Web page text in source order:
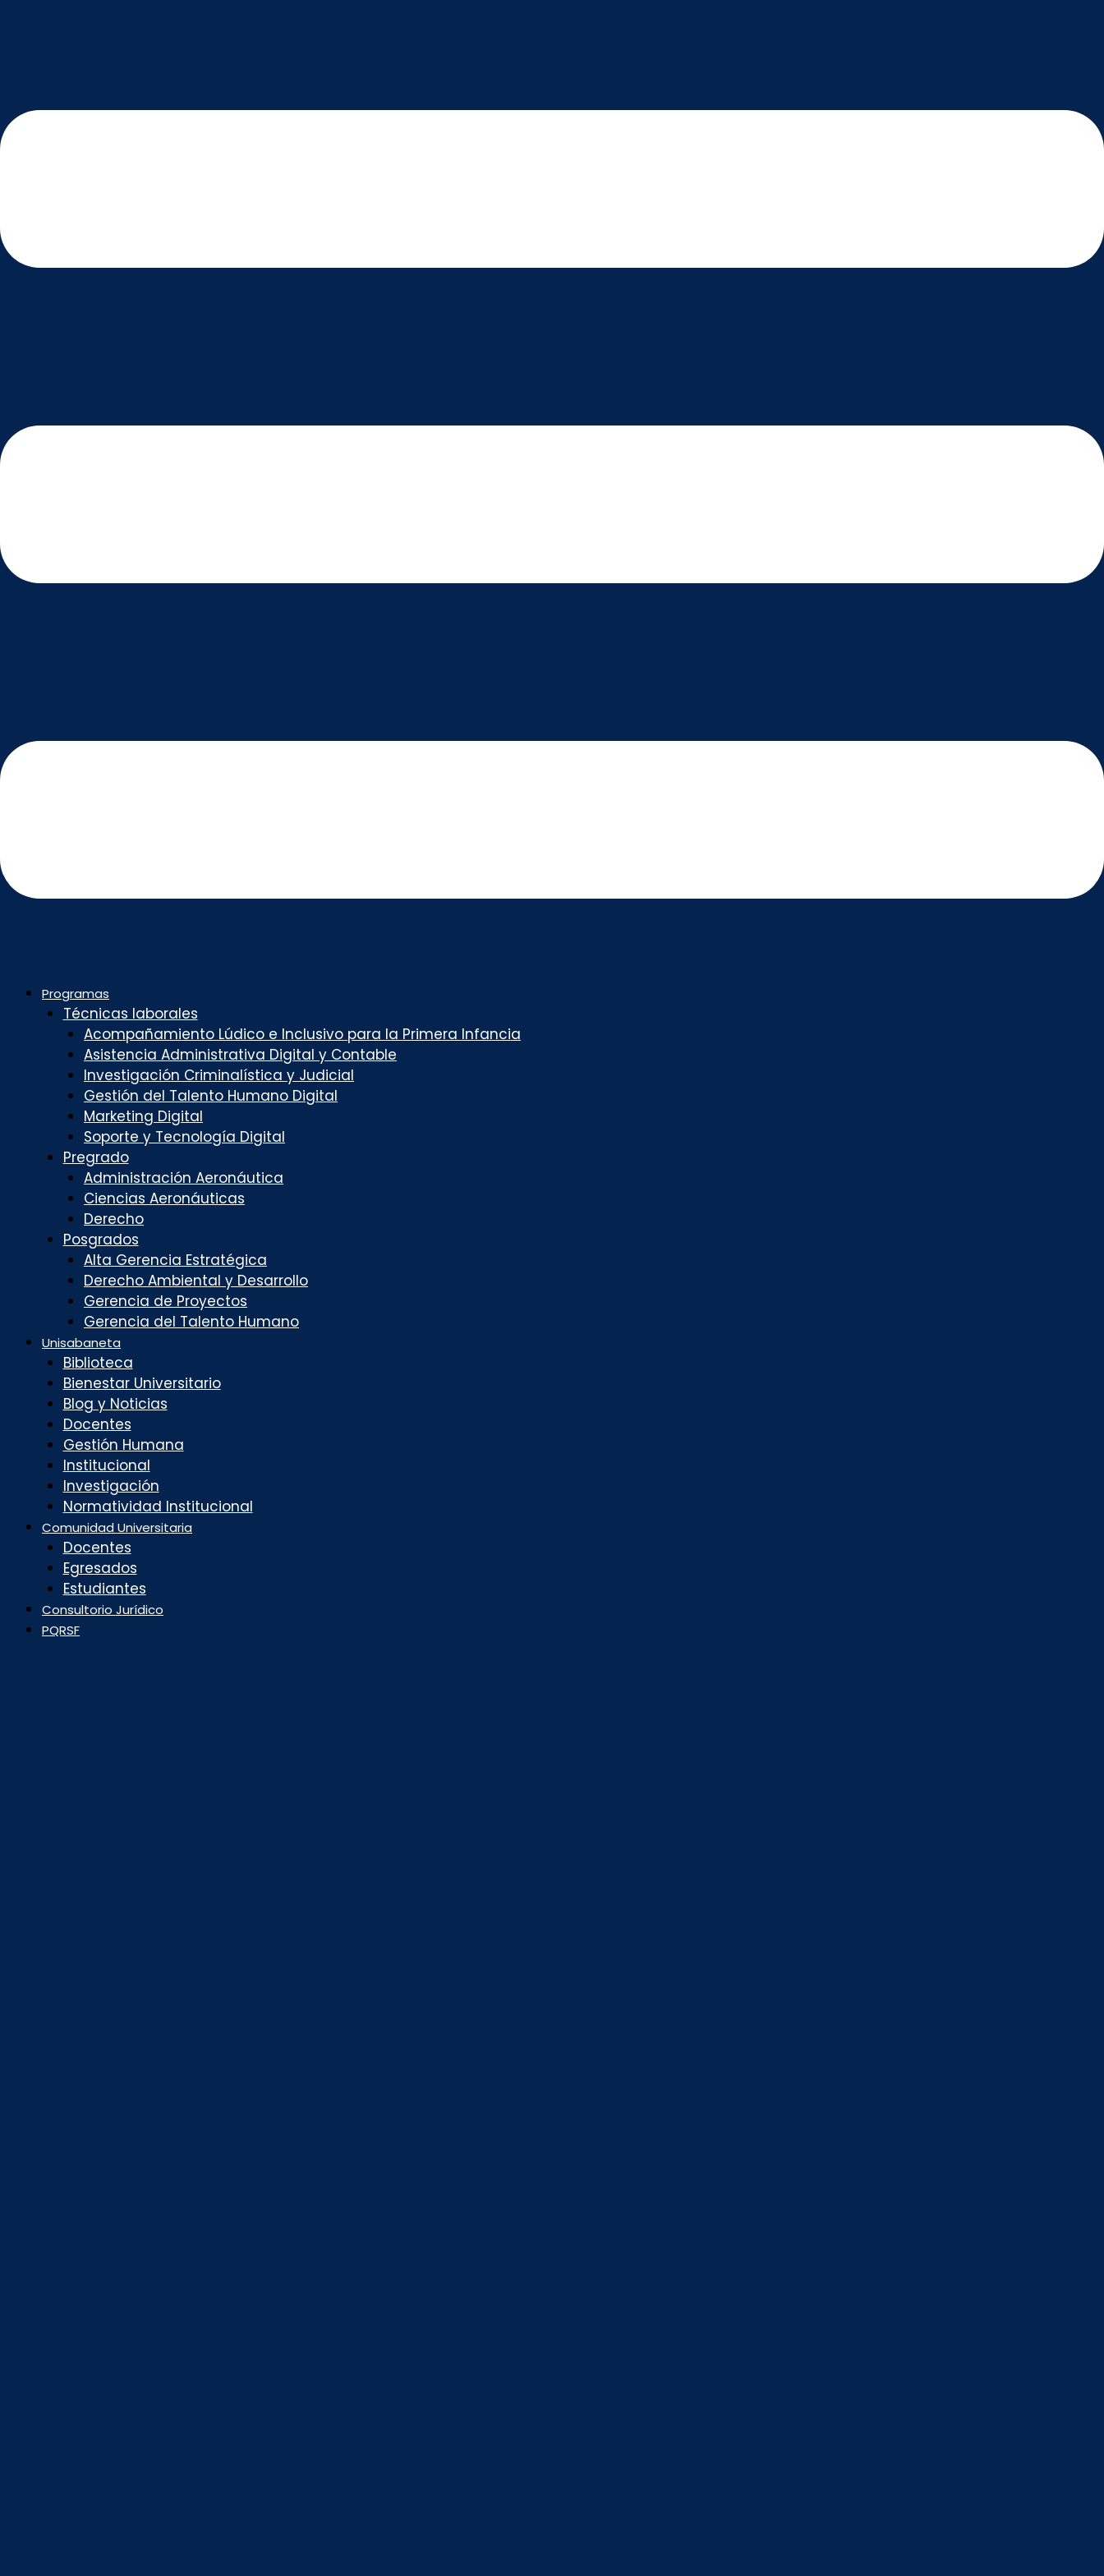
Programas
Técnicas laborales
Acompañamiento Lúdico e Inclusivo para la Primera Infancia
Asistencia Administrativa Digital y Contable
Investigación Criminalística y Judicial
Gestión del Talento Humano Digital
Marketing Digital
Soporte y Tecnología Digital
Pregrado
Administración Aeronáutica
Ciencias Aeronáuticas
Derecho
Posgrados
Alta Gerencia Estratégica
Derecho Ambiental y Desarrollo
Gerencia de Proyectos
Gerencia del Talento Humano
Unisabaneta
Biblioteca
Bienestar Universitario
Blog y Noticias
Docentes
Gestión Humana
Institucional
Investigación
Normatividad Institucional
Comunidad Universitaria
Docentes
Egresados
Estudiantes
Consultorio Jurídico
PQRSF